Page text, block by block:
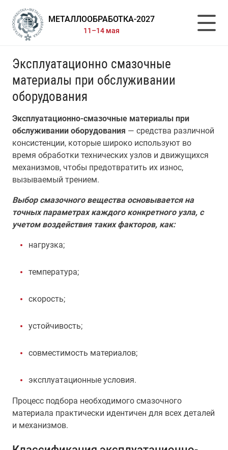
МЕТАЛЛООБРАБОТКА-2027
11–14 мая
Эксплуатационно смазочные
материалы при обслуживании
оборудования
Эксплуатационно-смазочные материалы при
обслуживании оборудования — средства различной
консистенции, которые широко используют во
время обработки технических узлов и движущихся
механизмов, чтобы предотвратить их износ,
вызываемый трением.
Выбор смазочного вещества основывается на
точных параметрах каждого конкретного узла, с
учетом воздействия таких факторов, как:
нагрузка;
температура;
скорость;
устойчивость;
совместимость материалов;
эксплуатационные условия.
Процесс подбора необходимого смазочного
материала практически идентичен для всех деталей
и механизмов.